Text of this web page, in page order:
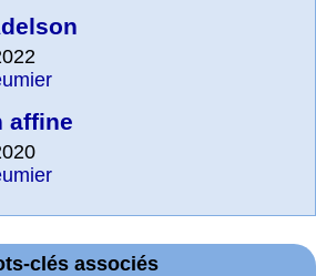
affine
clés associés